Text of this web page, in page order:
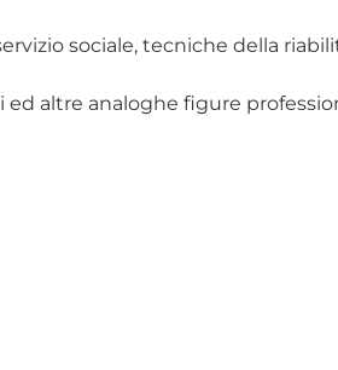
sociale, tecniche della
altre analoghe figure